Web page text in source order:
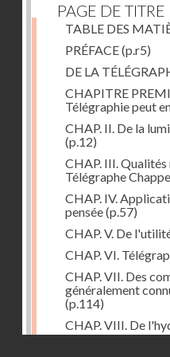
PAGE DE TITRE
TABLE DES
PRÉFACE(p.r5)
DE LA
CHAPITRE
Télégraphie peut
CHAP. II. De la
(p.12)
CHAP. III. Qualités
Télégraphe
CHAP. IV.
pensée(p.57)
CHAP. V. De
CHAP. VI.
CHAP. VII. Des
généralement
(p.114)
CHAP. VIII. De
d'emploi dans la